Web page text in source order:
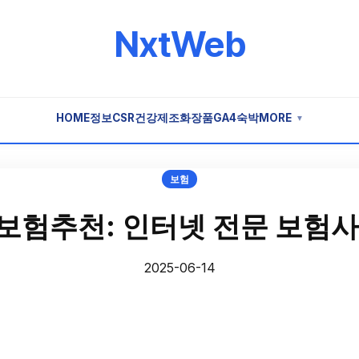
NxtWeb
HOME정보CSR건강제조화장품GA4숙박MORE ▼
보험
험추천: 인터넷 전문 보험
2025-06-14